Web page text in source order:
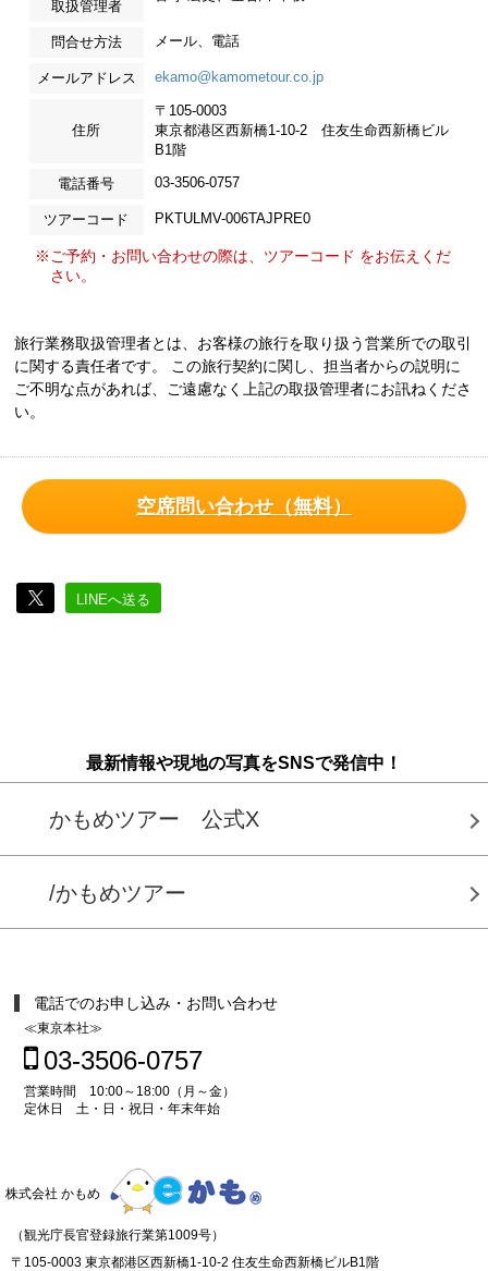
取扱管理者
問合せ方法 メール、電話
メールアドレス ekamo@kamometour.co.jp
住所
〒105-0003
東京都港区西新橋1-10-2 住友生命西新橋ビル
B1階
電話番号 03-3506-0757
ツアーコード PKTULMV-006TAJPRE0
※ご予約・お問い合わせの際は、ツアーコード をお伝えくだ
さい。
旅行業務取扱管理者とは、お客様の旅行を取り扱う営業所での取引
に関する責任者です。 この旅行契約に関し、担当者からの説明に
ご不明な点があれば、ご遠慮なく上記の取扱管理者にお訊ねくださ
い。
空席問い合わせ（無料）
LINEへ送る
最新情報や現地の写真をSNSで発信中！
かもめツアー 公式X
/かもめツアー
電話でのお申し込み・お問い合わせ
≪東京本社≫
03-3506-0757
営業時間 10:00～18:00（月～金）
定休日 土・日・祝日・年末年始
株式会社 かもめ
（観光庁長官登録旅行業第1009号）
〒105-0003 東京都港区西新橋1-10-2 住友生命西新橋ビルB1階